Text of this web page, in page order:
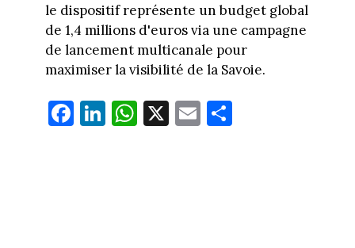
le dispositif représente un budget global
de 1,4 millions d'euros via une campagne
de lancement multicanale pour
maximiser la visibilité de la Savoie.
Fa
ce
Li
nk
W
ha
X E
m
Pa
rt